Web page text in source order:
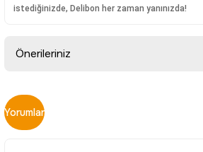
istediğinizde, Delibon her zaman yanınızda!
Önerileriniz
Bu ürünün fiyat bilgisi, resim, ürün
konularda yetersiz gördüğünüz noktaları
kullanarak tarafımıza iletebilirsiniz.
Yorumlar